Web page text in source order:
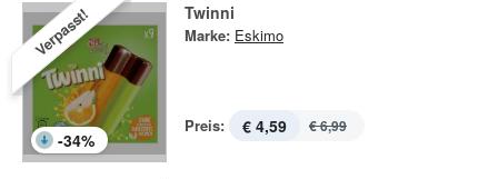
Verpasst!
-34%
Twinni
Marke: Eskimo
Preis: € 4,59 € 6,99